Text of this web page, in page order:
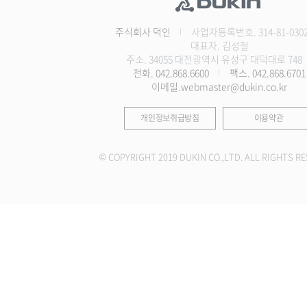
주식회사 덕인
사업자등록번호. 314-81-
대표자. 김성철
주소. 34055 대전광역시 유성구 대덕대로 748
전화. 042.868.6600
팩스. 042.868.6701
이메일.webmaster@dukin.co.kr
개인정보취급방침 이용약관
© COPYRIGHT 2019 DUKIN CO.,LTD. ALL RIGHTS